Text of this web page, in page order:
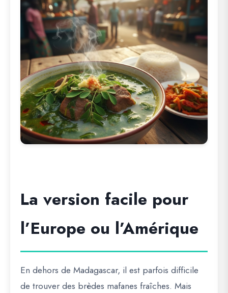
La version facile pour
l’Europe ou l’Amérique
En dehors de Madagascar, il est parfois difficile
de trouver des brèdes mafanes fraîches. Mais